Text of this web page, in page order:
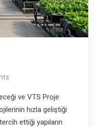
ve VTS Proje
hızla geliştiği
ettiği yapıların